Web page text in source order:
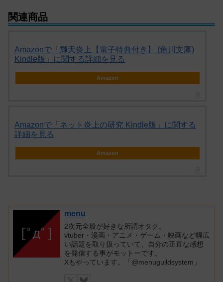
関連商品
Amazonで「輝天炎上【電子特典付き】 (角川文庫)
Kindle版」に関する詳細を見る
Amazon
Amazonで「ネット炎上の研究 Kindle版」に関する
詳細を見る
Amazon
menu
2次元全般が好きな所謂オタク。
vtuber・漫画・アニメ・ゲーム・映画など幅広
い話題を取り扱っていて、自分の正直な感想
を発信する事がモットーです。
Xもやっています。「@menuguildsystem」